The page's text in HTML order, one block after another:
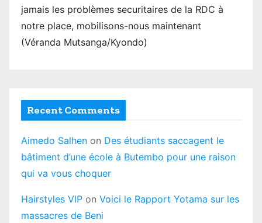
jamais les problèmes securitaires de la RDC à
notre place, mobilisons-nous maintenant
(Véranda Mutsanga/Kyondo)
Recent Comments
Aimedo Salhen on Des étudiants saccagent le
bâtiment d’une école à Butembo pour une raison
qui va vous choquer
Hairstyles VIP on Voici le Rapport Yotama sur les
massacres de Beni